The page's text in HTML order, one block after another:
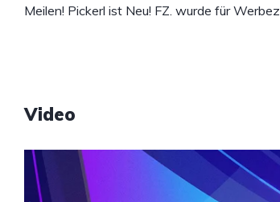
Meilen! Pickerl ist Neu! FZ. wurde für
Video